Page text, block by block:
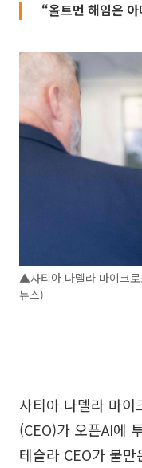
“올트먼 해임은
▲사티아 나델라 마이크
뉴스)
사티아 나델라 마이
(CEO)가 오픈AI에
테슬라 CEO가 불